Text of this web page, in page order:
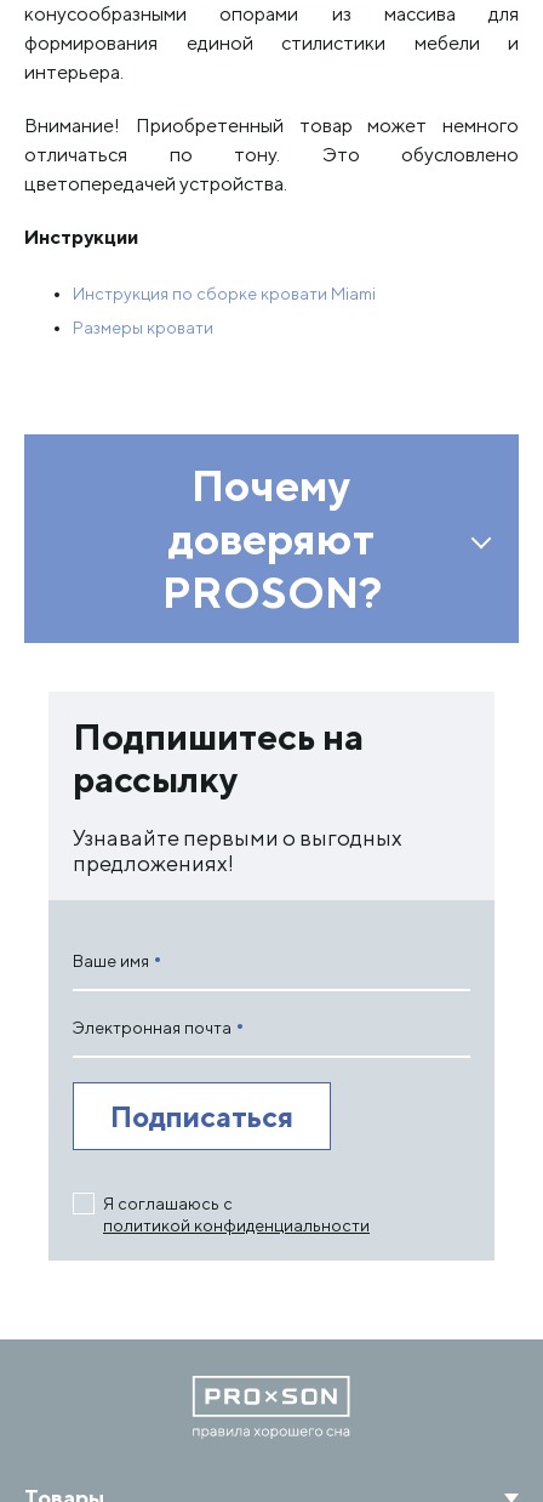
конусообразными опорами из массива для
формирования единой стилистики мебели и
интерьера.
Внимание! Приобретенный товар может немного
отличаться по тону. Это обусловлено
цветопередачей устройства.
Инструкции
Инструкция по сборке кровати Miami
Размеры кровати
Почему
доверяют
PROSON?
Подпишитесь на
рассылку
Узнавайте первыми о выгодных
предложениях!
Ваше имя
Электронная почта
Я соглашаюсь с
политикой конфиденциальности